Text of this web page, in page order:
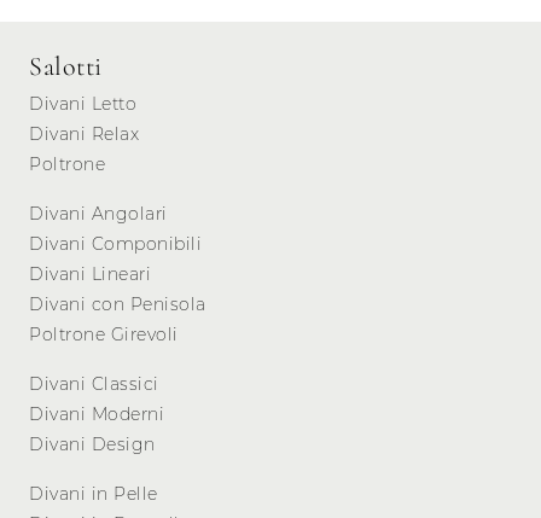
Salotti
Divani Letto
Divani Relax
Poltrone
Divani Angolari
Divani Componibili
Divani Lineari
Divani con Penisola
Poltrone Girevoli
Divani Classici
Divani Moderni
Divani Design
Divani in Pelle